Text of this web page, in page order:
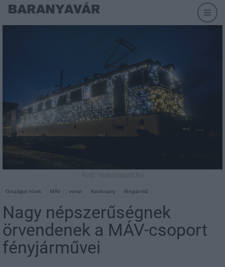
Fotó: mavcsoport.hu
Országos hírek MÁV vonat Karácsony fényjármű
Nagy népszerűségnek
örvendenek a MÁV-csoport
fényjárművei